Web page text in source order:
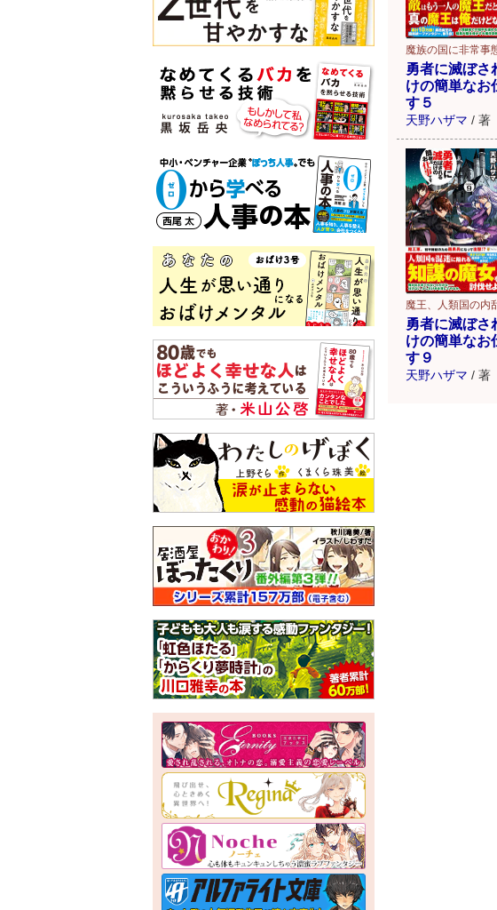
魔族の国に非常事
勇者に滅ぼさ
けの簡単なお
す５
天野ハザマ / 著
魔王、人類国の内
勇者に滅ぼさ
けの簡単なお
す９
天野ハザマ / 著